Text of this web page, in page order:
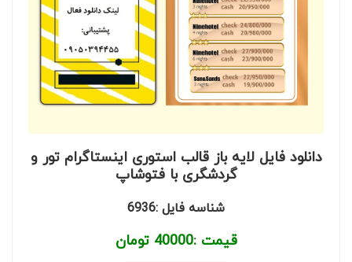
دانلود فایل لایه باز قالب استوری اینستاگرام تور و
گردشگری با فتوشاپ
شناسه فایل :6936
قیمت :40000 تومان